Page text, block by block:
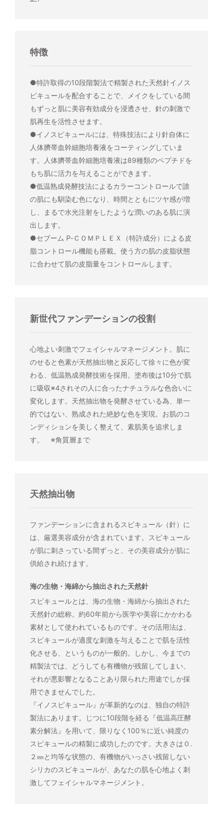
特徴
●特許取得の10段階製法で精製された天然針イノス
ピキュールを配合することで、メイクをしている間
もずっと肌に美容有効成分を浸透させ、針の刺激で
肌再生を活性させます。
●イノスピキュールには、特殊技法により針自体に
人体臍帯血幹細胞培養液をコーティングしていま
す。人体臍帯血幹細胞培養液は89種類のペプチドを
もち肌に活力を与えることができます。
●低温熟成発酵技法によるカラーコントロールで誰
の肌にも馴染む色になり、時間とともにツヤ感が増
し、まるで水光注射をしたような潤いのある肌に演
出します。
●セブーム P‐ＣＯＭＰＬＥＸ（特許成分）による皮
脂コントロール機能も搭載。使う方の肌の皮脂状態
に合わせて肌の皮脂量をコントロールします。
新世代ファンデーションの役割
心地よい刺激でフェイシャルマネージメント。肌に
のせると色素が天然抽出物と反応して徐々に色が変
わる、低温熟成発酵技術を採用。塗布後は10分で肌
に吸収※4されその人に合ったナチュラルな色合いに
変化します。天然抽出物を発酵させている為、単一
的ではない、熟成された絶妙な色を実現。お肌のコ
ンディションを美しく整えて、素肌美を追求しま
す。 ※角質層まで
天然抽出物
ファンデーションに含まれるスピキュール（針）に
は、厳選美容成分が含まれています。スピキュール
が肌に刺さっている間ずっと、その美容成分が肌に
供給され続けます。
海の生物・海綿から抽出された天然針
スピキュールとは、海の生物・海綿から抽出された
天然針の総称。約60年前から医学や美容にかかわる
素材として使われているものです。その活用法は、
スピキュールが適度な刺激を与えることで肌を活性
化させる、というものが一般的。しかし、今までの
精製法では、どうしても有機物が残留してしまい、
それが悪影響となることあり限られた用途でしか採
用できませんでした。
『イノスピキュール』が革新的なのは、独自の特許
製法にあります。じつに10段階を経る『低温高圧酵
素分解法』を用いて、限りなく100％に近い純度の
スピキュールの精製に成功したのです。大きさは０.
２㎜と均等な状態の、有機物がいっさい残留しない
シリカのスピキュールが、あなたの肌を心地よく刺
激してフェイシャルマネージメント。